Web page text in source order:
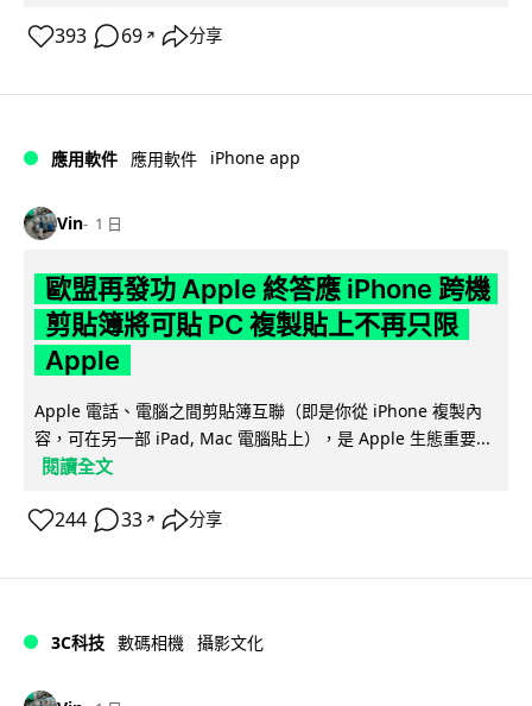
393 69 ↗ 分享
應用軟件 應用軟件 iPhone app
Vin 1 日
歐盟再發功 Apple 終答應 iPhone 跨機
剪貼簿將可貼 PC 複製貼上不再只限
Apple
Apple 電話、電腦之間剪貼簿互聯（即是你從 iPhone 複製內
容，可在另一部 iPad, Mac 電腦貼上），是 Apple 生態重要...
閱讀全文
244 33 ↗ 分享
3C科技 數碼相機 攝影文化